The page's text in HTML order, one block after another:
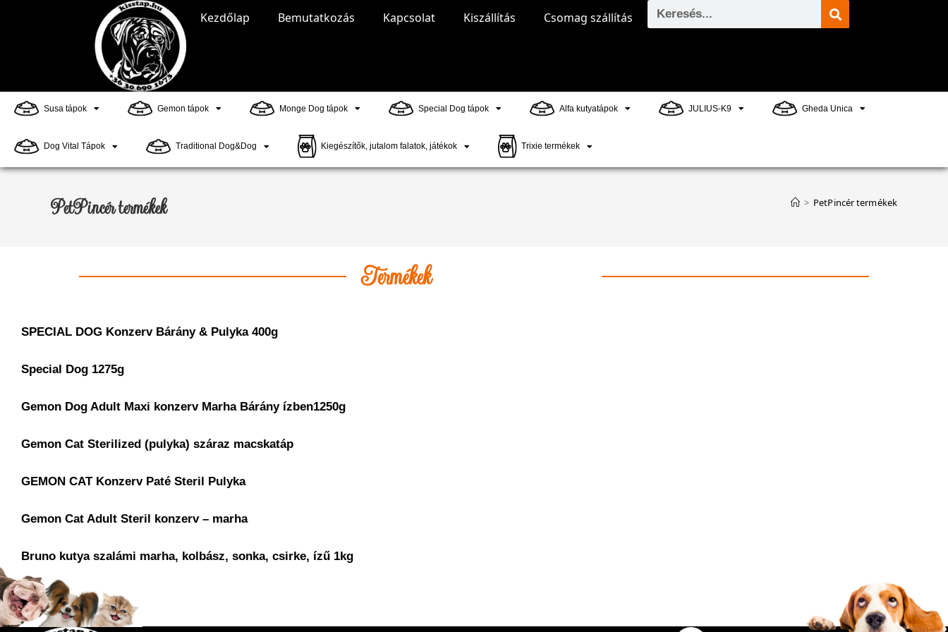
Kezdőlap Bemutatkozás Kapcsolat Kiszállítás Csomag szállítás
Susa tápok Gemon tápok Monge Dog tápok Special Dog tápok Alfa kutyatápok JULIUS-K9 Gheda Unica
Dog Vital Tápok Traditional Dog&Dog Kiegészítők, jutalom falatok, játékok Trixie termékek
PetPincér termékek > PetPincér termékek
Termékek
SPECIAL DOG Konzerv Bárány & Pulyka 400g
Special Dog 1275g
Gemon Dog Adult Maxi konzerv Marha Bárány ízben1250g
Gemon Cat Sterilized (pulyka) száraz macskatáp
GEMON CAT Konzerv Paté Steril Pulyka
Gemon Cat Adult Steril konzerv – marha
Bruno kutya szalámi marha, kolbász, sonka, csirke, ízű 1kg